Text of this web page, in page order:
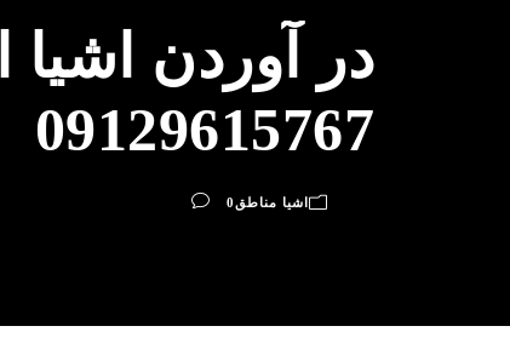
در آوردن
09129615767
اشیا مناطق 0